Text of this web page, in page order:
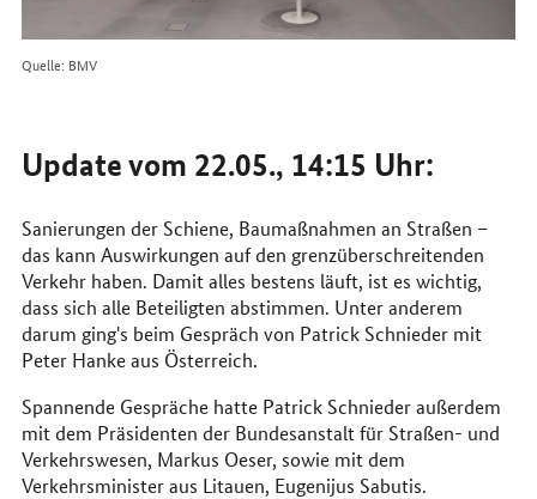
Quelle: BMV
Update vom 22.05., 14:15 Uhr:
Sanierungen der Schiene, Baumaßnahmen an Straßen –
das kann Auswirkungen auf den grenzüberschreitenden
Verkehr haben. Damit alles bestens läuft, ist es wichtig,
dass sich alle Beteiligten abstimmen. Unter anderem
darum ging's beim Gespräch von Patrick Schnieder mit
Peter Hanke aus Österreich.
Spannende Gespräche hatte Patrick Schnieder außerdem
mit dem Präsidenten der Bundesanstalt für Straßen- und
Verkehrswesen, Markus Oeser, sowie mit dem
Verkehrsminister aus Litauen, Eugenijus Sabutis.